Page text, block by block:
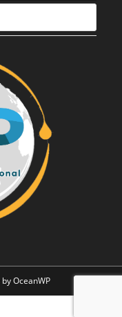
OceanWP